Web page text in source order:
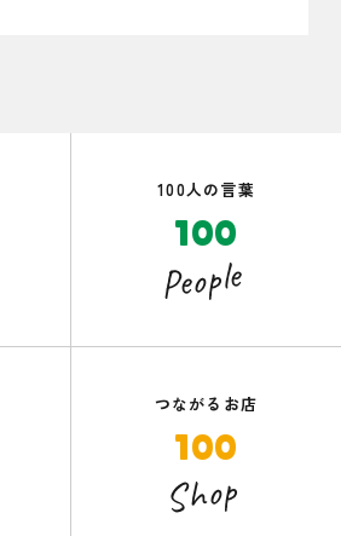
100人の言葉
100
People
つながるお店
100
Shop